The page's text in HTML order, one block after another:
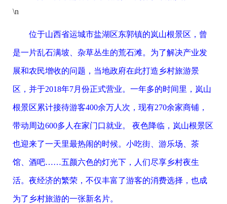
\n
位于山西省运城市盐湖区东郭镇的岚山根景区，曾
是一片乱石满坡、杂草丛生的荒石滩。为了解决产业发
展和农民增收的问题，当地政府在此打造乡村旅游景
区，并于2018年7月份正式营业。一年多的时间里，岚山
根景区累计接待游客400余万人次，现有270余家商铺，
带动周边600多人在家门口就业。 夜色降临，岚山根景区
也迎来了一天里最热闹的时候。小吃街、游乐场、茶
馆、酒吧……五颜六色的灯光下，人们尽享乡村夜生
活。夜经济的繁荣，不仅丰富了游客的消费选择，也成
为了乡村旅游的一张新名片。